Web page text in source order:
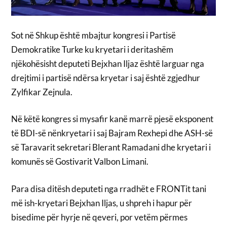
Sot në Shkup është mbajtur kongresi i Partisë
Demokratike Turke ku kryetari i deritashëm
njëkohësisht deputeti Bejxhan Iljaz është larguar nga
drejtimi i partisë ndërsa kryetar i saj është zgjedhur
Zylfikar Zejnula.
Në këtë kongres si mysafir kanë marrë pjesë eksponent
të BDI-së nënkryetari i saj Bajram Rexhepi dhe ASH-së
së Taravarit sekretari Blerant Ramadani dhe kryetari i
komunës së Gostivarit Valbon Limani.
Para disa ditësh deputeti nga rradhët e FRONTit tani
më ish-kryetari Bejxhan Iljas, u shpreh i hapur për
bisedime për hyrje në qeveri, por vetëm përmes